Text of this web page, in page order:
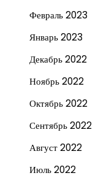
Февраль 2023
Январь 2023
Декабрь 2022
Ноябрь 2022
Октябрь 2022
Сентябрь 2022
Август 2022
Июль 2022